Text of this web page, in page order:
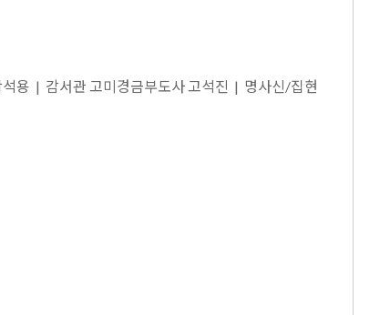
용 | 감서관 고미경금부도사 고석진 | 명사신/집현